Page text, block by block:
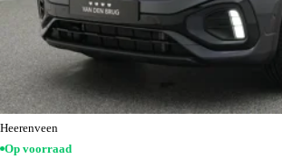
Heerenveen
Op voorraad